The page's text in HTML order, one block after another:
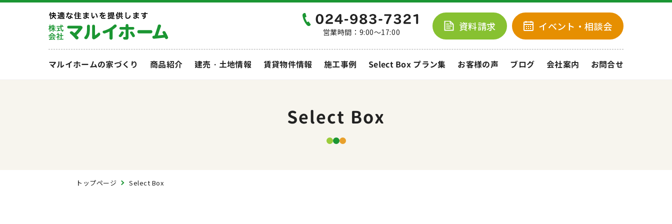
営業時間：9:00～17:00 資料請求 イベント ・相談会
マルイホームの家づくり 商品紹介 建売・土地情報 賃貸物件情報 施工事例 Select Box プラン集 お客様の声 ブログ 会社案内 お問合せ
Select Box
トップページ Select Box